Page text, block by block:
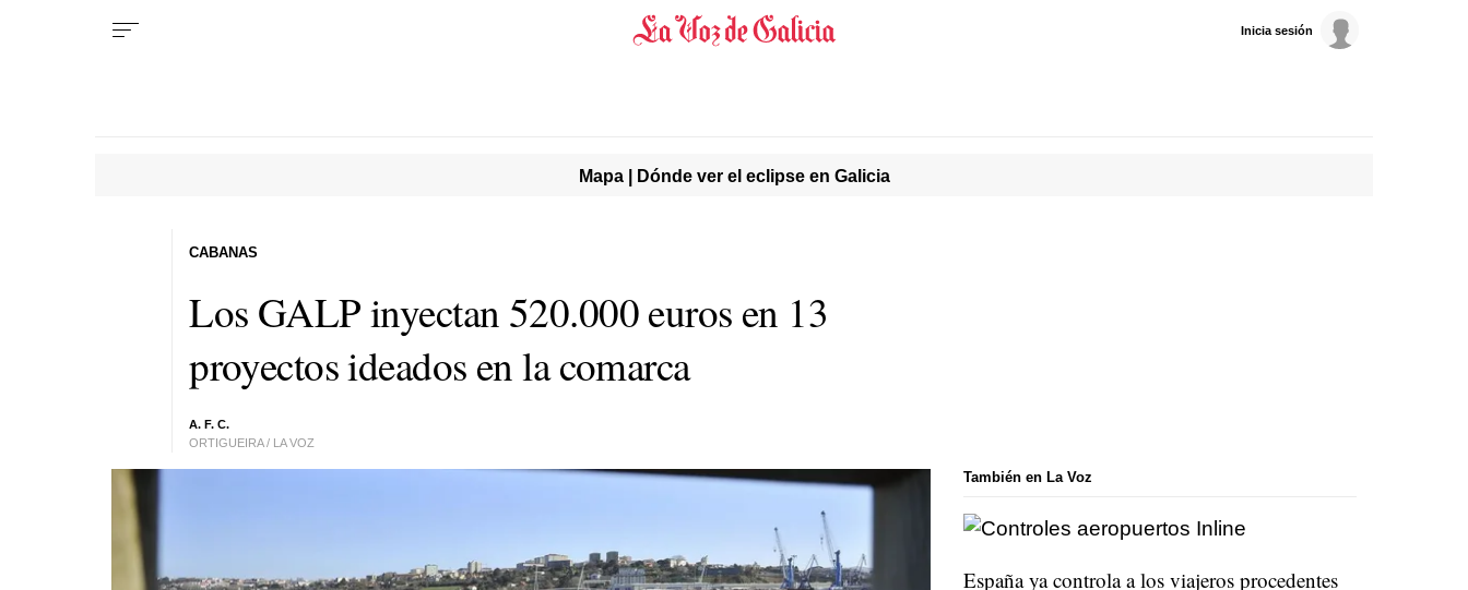
Inicia sesión
Mapa | Dónde ver el eclipse en Galicia
Los GALP inyectan 520.000 euros en 13
proyectos ideados en la comarca
A. F. C.
ORTIGUEIRA / LA VOZ
CABANAS
También en La Voz
España ya controla a los viajeros procedentes